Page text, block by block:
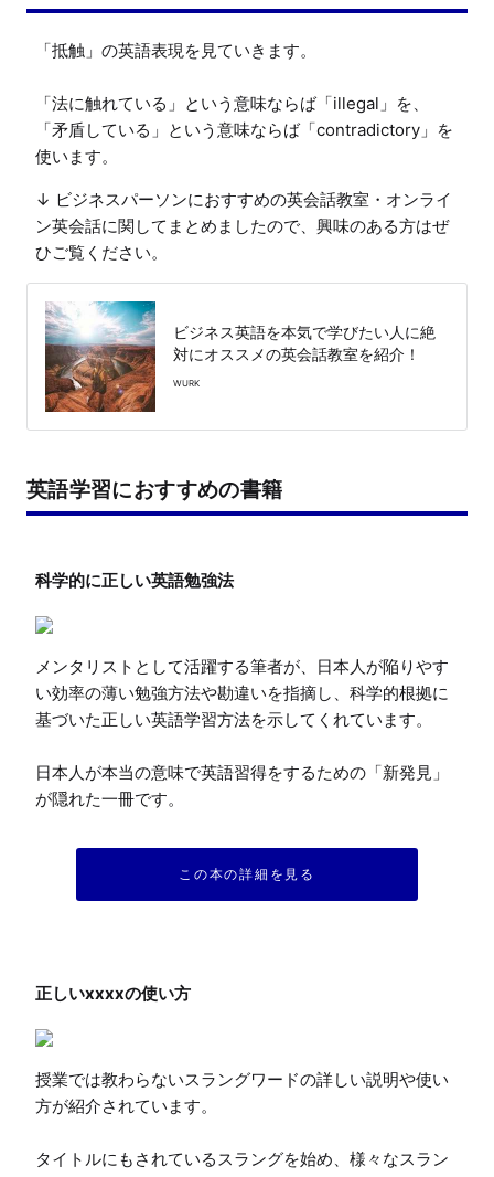
「抵触」の英語表現を見ていきます。
「法に触れている」という意味ならば「illegal」を、
「矛盾している」という意味ならば「contradictory」を
使います。
↓ ビジネスパーソンにおすすめの英会話教室・オンライ
ン英会話に関してまとめましたので、興味のある方はぜ
ひご覧ください。
ビジネス英語を本気で学びたい人に絶
対にオススメの英会話教室を紹介！
WURK
英語学習におすすめの書籍
メンタリストとして活躍する筆者が、日本人が陥りやす
い効率の薄い勉強方法や勘違いを指摘し、科学的根拠に
基づいた正しい英語学習方法を示してくれています。
日本人が本当の意味で英語習得をするための「新発見」
が隠れた一冊です。
この本の詳細を見る
授業では教わらないスラングワードの詳しい説明や使い
方が紹介されています。
タイトルにもされているスラングを始め、様々なスラン